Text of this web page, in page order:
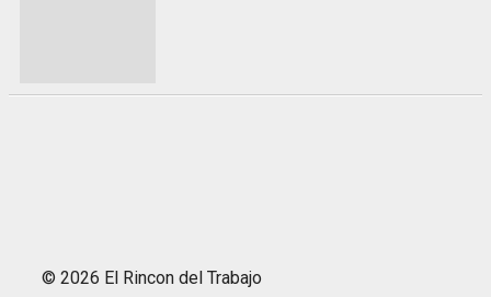
© 2026 El Rincon del Trabajo